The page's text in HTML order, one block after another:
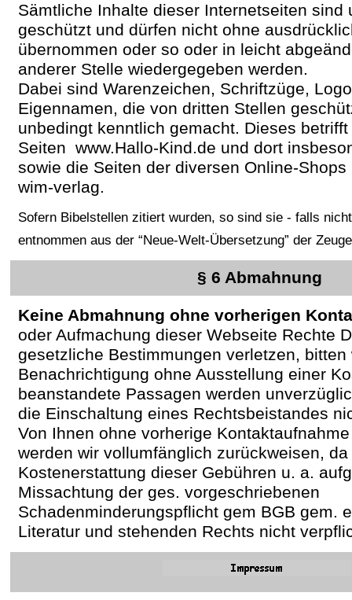
Sämtliche Inhalte dieser Internetseiten sind
geschützt und dürfen nicht ohne
übernommen oder so oder in leicht
anderer Stelle wiedergegeben werden.
Dabei sind Warenzeichen, Schriftzüge,
Eigennamen, die von dritten Stellen
unbedingt kenntlich gemacht. Dieses
Seiten www.Hallo-Kind.de und dort
sowie die Seiten der diversen Online-
wim-verlag.
Sofern Bibelstellen zitiert wurden, so sind sie - falls
entnommen aus der “Neue-Welt-Übersetzung” der
§ 6 Abmahnung
Keine Abmahnung ohne vorherigen
oder Aufmachung dieser Webseite Rechte
gesetzliche Bestimmungen verletzen, bitten
Benachrichtigung ohne Ausstellung einer
beanstandete Passagen werden
die Einschaltung eines Rechtsbeistandes
Von Ihnen ohne vorherige
werden wir vollumfänglich zurückweisen,
Kostenerstattung dieser Gebühren u. a.
Missachtung der ges. vorgeschriebenen
Schadenminderungspflicht gem BGB gem.
Literatur und stehenden Rechts nicht